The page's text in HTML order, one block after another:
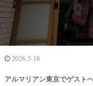
2026.5.18
アルマリアン東京でゲスト